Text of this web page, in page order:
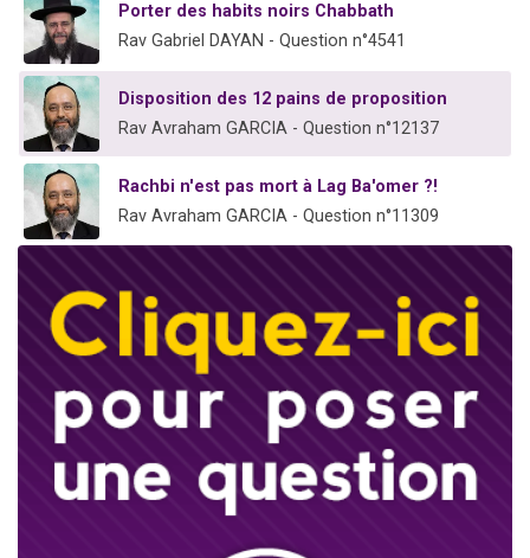
Porter des habits noirs Chabbath
Rav Gabriel DAYAN - Question n°4541
Disposition des 12 pains de proposition
Rav Avraham GARCIA - Question n°12137
Rachbi n'est pas mort à Lag Ba'omer ?!
Rav Avraham GARCIA - Question n°11309